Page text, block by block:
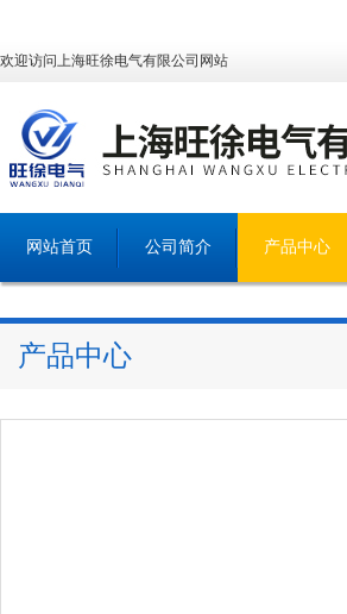
欢迎访问上海旺徐电气有限公司网站
网站首页 公司简介 产品中心
产品中心